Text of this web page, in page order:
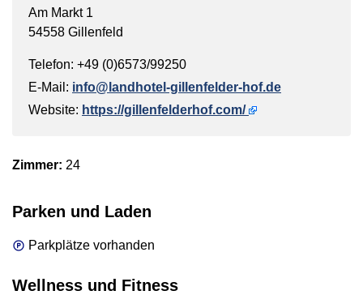
Am Markt 1
54558 Gillenfeld
Telefon: +49 (0)6573/99250
E-Mail: info@landhotel-gillenfelder-hof.de
Website: https://gillenfelderhof.com/
Zimmer: 24
Parken und Laden
Parkplätze vorhanden
Wellness und Fitness